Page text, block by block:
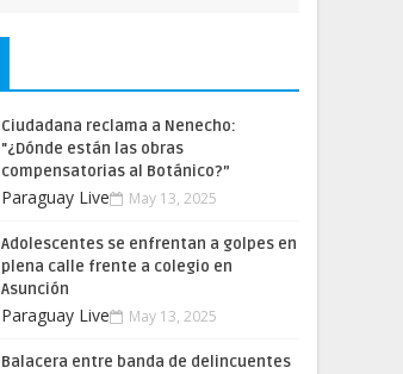
Ciudadana reclama a Nenecho:
"¿Dónde están las obras
compensatorias al Botánico?”
Paraguay Live May 13, 2025
Adolescentes se enfrentan a golpes en
plena calle frente a colegio en
Asunción
Paraguay Live May 13, 2025
Balacera entre banda de delincuentes